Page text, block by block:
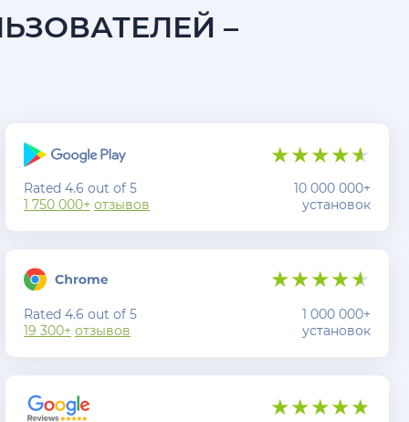
–
Rated 4.6 out of 5
1 750 000+ отзывов
10 000 000+
установок
Rated 4.6 out of 5
19 300+ отзывов
1 000 000+
установок